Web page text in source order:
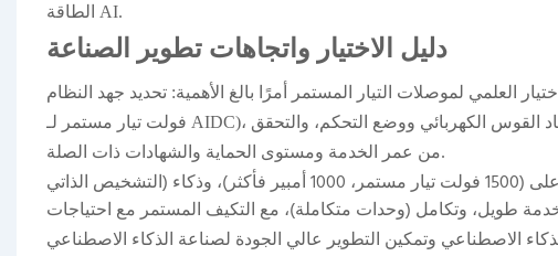
الطاقة AI.
دليل الاختيار واتجاهات تطوير الصناعة
العلمي لموصلات التيار المستمر
أمرًا بالغ الأهمية: تحديد جهد النظام (يفضل 800
فولت تيار مستمر لـ AIDC)، وتوفير احتياطي عند 1.2-1.5 ضعف تيار الحمل، ومطابقة مخطط إخماد القوس الكهربائي ووضع التحكم، والتحقق
من عمر الخدمة ومستوى الحماية والشهادات ذات الصلة.
نحو جهد وتيار أعلى (1500 فولت تيار مستمر، 1000 أمبير فأكثر)، وذكاء (التشخيص الذاتي
طويل، وتكامل (وحدات متكاملة)، مع التكيف المستمر مع احتياجات
الاصطناعي